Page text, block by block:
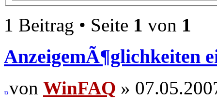
1 Beitrag • Seite 1 von 1
AnzeigemÃ¶glichkeiten
von WinFAQ »